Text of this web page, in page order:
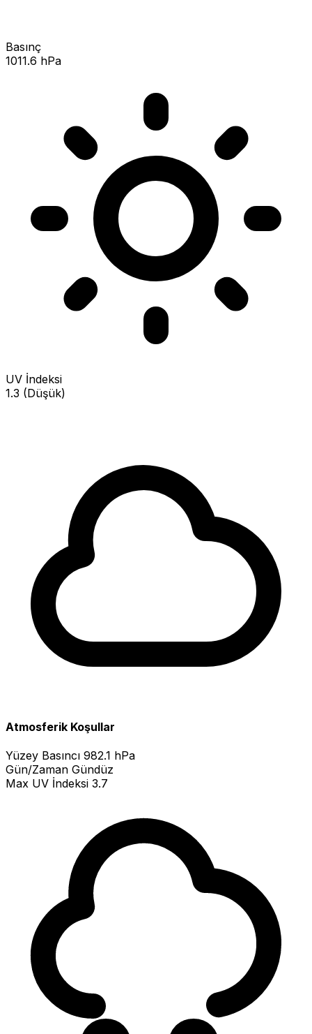
Basınç
1011.6 hPa
UV İndeksi
1.3 (Düşük)
Atmosferik Koşullar
Yüzey Basıncı 982.1 hPa
Gün/Zaman Gündüz
Max UV İndeksi 3.7